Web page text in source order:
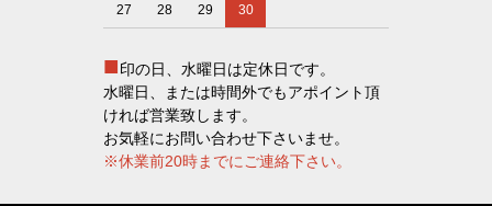
27 28 29 30
■印の日、水曜日は定休日です。
水曜日、または時間外でもアポイント頂
ければ営業致します。
お気軽にお問い合わせ下さいませ。
※休業前20時までにご連絡下さい。